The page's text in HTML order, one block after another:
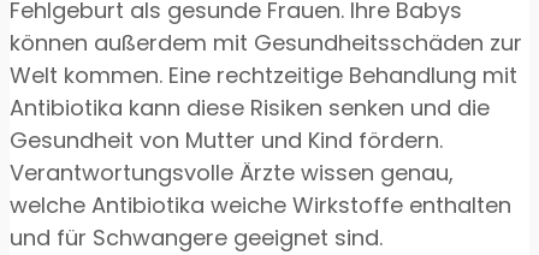
Fehlgeburt als gesunde Frauen. Ihre Babys
können außerdem mit Gesundheitsschäden zur
Welt kommen. Eine rechtzeitige Behandlung mit
Antibiotika kann diese Risiken senken und die
Gesundheit von Mutter und Kind fördern.
Verantwortungsvolle Ärzte wissen genau,
welche Antibiotika weiche Wirkstoffe enthalten
und für Schwangere geeignet sind.